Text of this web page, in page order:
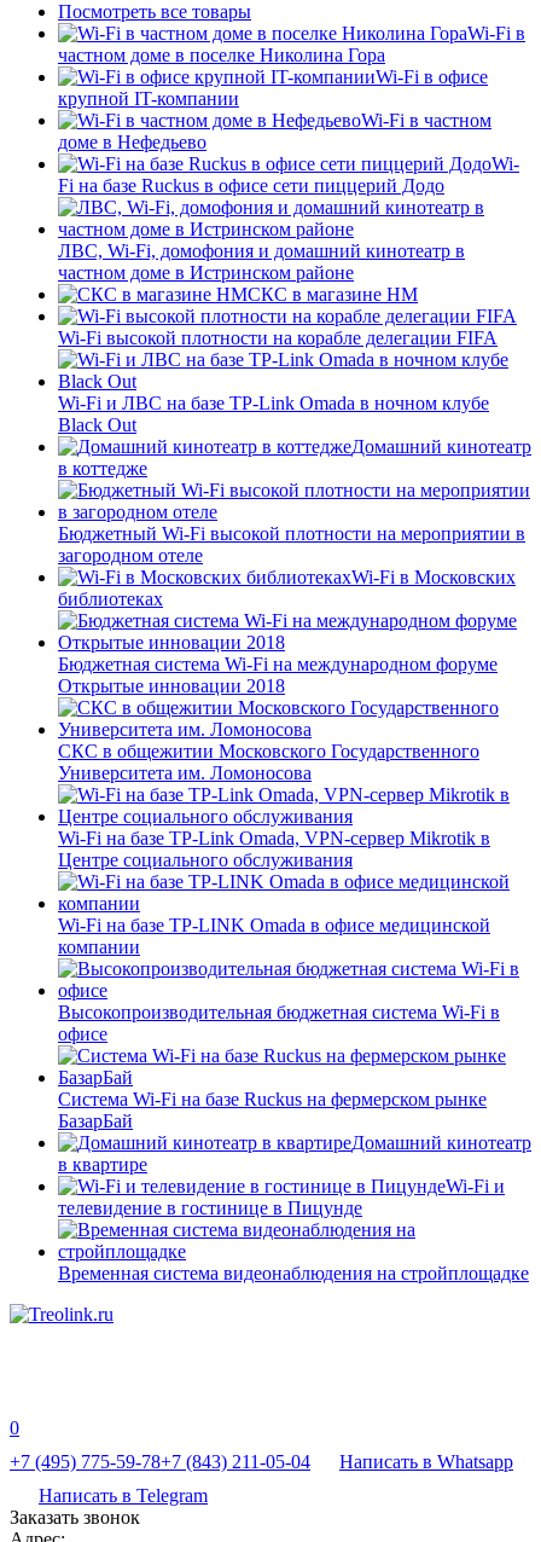
Посмотреть все товары
Wi-Fi в
частном доме в поселке Николина Гора
Wi-Fi в офисе
крупной IT-компании
Wi-Fi в частном
доме в Нефедьево
Wi-
Fi на базе Ruckus в офисе сети пиццерий Додо
ЛВС, Wi-Fi, домофония и домашний кинотеатр в
частном доме в Истринском районе
СКС в магазине HM
Wi-Fi высокой плотности на корабле делегации FIFA
Wi-Fi и ЛВС на базе TP-Link Omada в ночном клубе
Black Out
Домашний кинотеатр
в коттедже
Бюджетный Wi-Fi высокой плотности на мероприятии в
загородном отеле
Wi-Fi в Московских
библиотеках
Бюджетная система Wi-Fi на международном форуме
Открытые инновации 2018
СКС в общежитии Московского Государственного
Университета им. Ломоносова
Wi-Fi на базе TP-Link Omada, VPN-сервер Mikrotik в
Центре социального обслуживания
Wi-Fi на базе TP-LINK Omada в офисе медицинской
компании
Высокопроизводительная бюджетная система Wi-Fi в
офисе
Система Wi-Fi на базе Ruckus на фермерском рынке
БазарБай
Домашний кинотеатр
в квартире
Wi-Fi и
телевидение в гостинице в Пицунде
Временная система видеонаблюдения на стройплощадке
0
+7 (495) 775-59-78+7 (843) 211-05-04
Написать в Whatsapp
Написать в Telegram
Заказать звонок